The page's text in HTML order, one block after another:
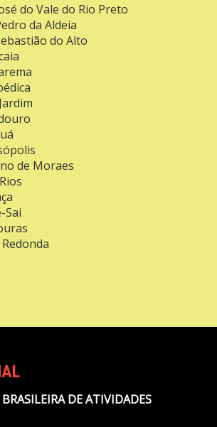
do Vale do Rio Preto
da Aldeia
do Alto
de Moraes
Sai
DE ATIVIDADES